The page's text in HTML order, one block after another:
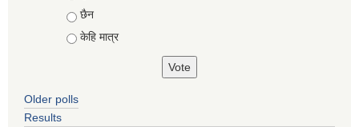
छैन
केहि मात्र
Older polls
Results